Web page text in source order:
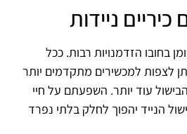
ניידות
בחובו הזדמנויות רבות. ככל
לצפות למכשירים מתקדמים יותר
עוד יותר. השפעתם על חיי
הנייד יהפוך לחלק בלתי נפרד